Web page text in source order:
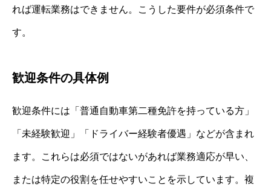
れば運転業務はできません。こうした要件が必須条件で
す。
歓迎条件の具体例
歓迎条件には「普通自動車第二種免許を持っている方」
「未経験歓迎」「ドライバー経験者優遇」などが含まれ
ます。これらは必須ではないがあれば業務適応が早い、
または特定の役割を任せやすいことを示しています。複